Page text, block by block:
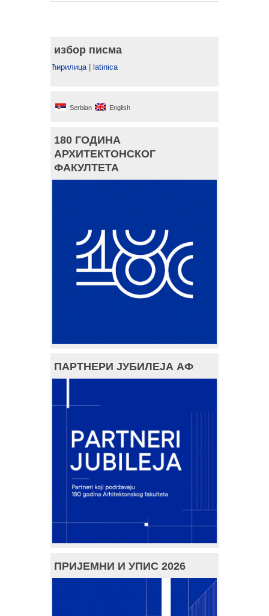
избор писма
ћирилица| latinica
Serbian English
180 ГОДИНА
АРХИТЕКТОНСКОГ
ФАКУЛТЕТА
ПАРТНЕРИ ЈУБИЛЕЈА АФ
ПРИЈЕМНИ И УПИС 2026